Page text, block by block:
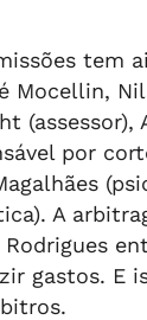
tem
Mocellin,
(assessor),
por
A
gastos. E